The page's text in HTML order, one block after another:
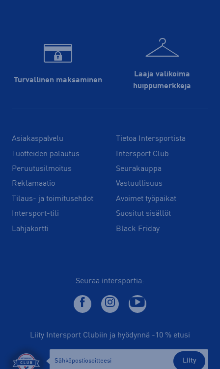
Turvallinen maksaminen
Laaja valikoima
huippu­merkkejä
Asiakaspalvelu
Tuotteiden palautus
Peruutusilmoitus
Reklamaatio
Tilaus- ja toimitusehdot
Intersport-tili
Lahjakortti
Tietoa Intersportista
Intersport Club
Seurakauppa
Vastuullisuus
Avoimet työpaikat
Suositut sisällöt
Black Friday
Seuraa intersportia:
Liity Intersport Clubiin ja hyödynnä -10 % etusi
Liity